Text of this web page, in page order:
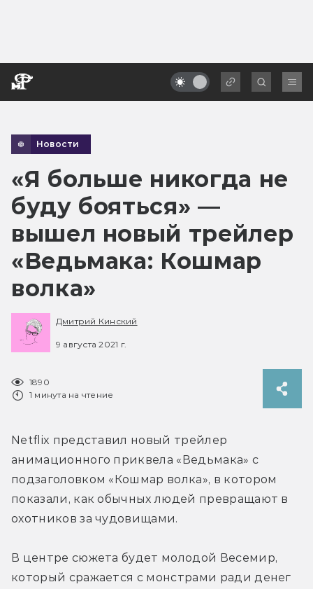
Новости
«Я больше никогда не
буду бояться» —
вышел новый трейлер
«Ведьмака: Кошмар
волка»
Дмитрий Кинский
9 августа 2021 г.
1890
1 минута на чтение
Netflix представил новый трейлер
анимационного приквела «Ведьмака» с
подзаголовком «Кошмар волка», в котором
показали, как обычных людей превращают в
охотников за чудовищами.
В центре сюжета будет молодой Весемир,
который сражается с монстрами ради денег